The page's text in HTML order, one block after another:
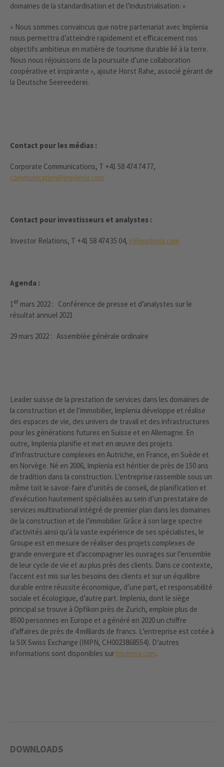
domaines de la standardisation et de l’industrialisation. »
« Nous sommes convaincus que notre partenariat avec Implenia
nous permettra d’atteindre rapidement et efficacement nos
objectifs ambitieux en matière de tourisme durable lié à la terre.
Nous nous réjouissons de la poursuite d’une collaboration
coopérative et inspirante », ajoute Horst Rahe, associé gérant de
la Deutsche Seereederei.
Contact pour les médias :
Corporate Communications, T +41 58 474 74 77,
communication@implenia.com
Contact pour investisseurs et analystes :
Investor Relations, T +41 58 474 35 04, ir@implenia.com
Agenda :
1er mars 2022 : Conférence de presse et d’analystes sur le
résultat annuel 2021
29 mars 2022 : Assemblée générale ordinaire
Leader suisse de la prestation de services dans les domaines de
la construction et de l’immobilier, Implenia développe et réalise
des espaces de vie, des univers de travail et des infrastructures
pour les générations futures en Suisse et en Allemagne. En
outre, Implenia planifie et met en œuvre des projets
d’infrastructure complexes en Autriche, en France, en Suède et
en Norvège. Né en 2006, Implenia est héritier de près de 150 ans
de tradition dans la construction. L’entreprise rassemble sous un
même toit le savoir-faire d’unités de conseil, de planification et
d’exécution hautement spécialisées au sein d’un prestataire de
services multinational intégré de premier plan dans les domaines
de la construction et de l’immobilier. Grâce à son large spectre
d’activités ainsi qu’à la vaste expérience de ses spécialistes, le
Groupe est en mesure de réaliser des projets complexes de
grande envergure et d’accompagner les ouvrages sur l’ensemble
de leur cycle de vie et au plus près des clients. Dans ce contexte,
l’accent est mis sur les besoins des clients et sur un équilibre
durable entre réussite économique, d’une part, et responsabilité
sociale et écologique, d’autre part. Implenia, dont le siège
principal se trouve à Opfikon près de Zurich, emploie plus de
8500 personnes en Europe et a généré en 2020 un chiffre
d’affaires de près de 4 milliards de francs. L’entreprise est cotée à
la SIX Swiss Exchange (IMPN, CH0023868554). D’autres
informations sont disponibles sur implenia.com.
DOWNLOADS